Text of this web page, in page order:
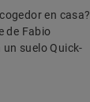
en casa?
de Fabio
suelo Quick-